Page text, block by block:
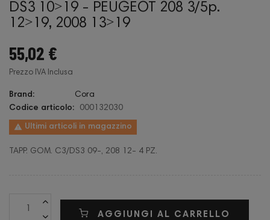
DS3 10˃19 - PEUGEOT 208 3/5p.
12˃19, 2008 13˃19
55,02 €
Prezzo IVA Inclusa
Brand:
Cora
Codice articolo:
000132030
 Ultimi articoli in magazzino
TAPP. GOM. C3/DS3 09-, 208 12- 4 PZ.
AGGIUNGI AL CARRELLO